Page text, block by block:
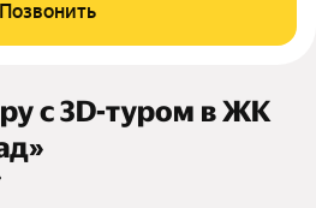
Позвонить
c 3D-туром в ЖК